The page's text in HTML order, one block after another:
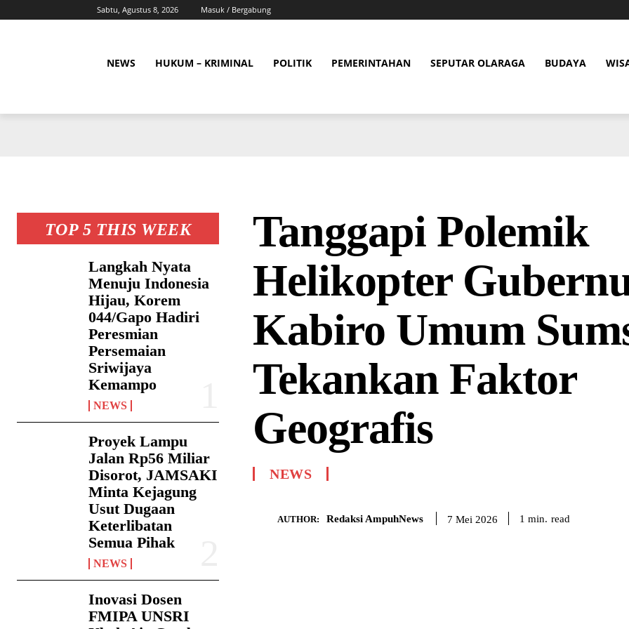
Sabtu, Agustus 8, 2026 Masuk / Bergabung
NEWS HUKUM – KRIMINAL POLITIK PEMERINTAHAN SEPUTAR OLARAGA BUDAYA
TOP 5 THIS WEEK
Langkah Nyata
Menuju Indonesia
Hijau, Korem
044/Gapo Hadiri
Peresmian
Persemaian
Sriwijaya
Kemampo
NEWS
Proyek Lampu
Jalan Rp56 Miliar
Disorot, JAMSAKI
Minta Kejagung
Usut Dugaan
Keterlibatan
Semua Pihak
NEWS
Inovasi Dosen
FMIPA UNSRI
Tanggapi Polemik
Helikopter
Kabiro Umum
Tekankan Faktor
Geografis
NEWS
AUTHOR: Redaksi AmpuhNews 7 Mei 2026 1 min. read